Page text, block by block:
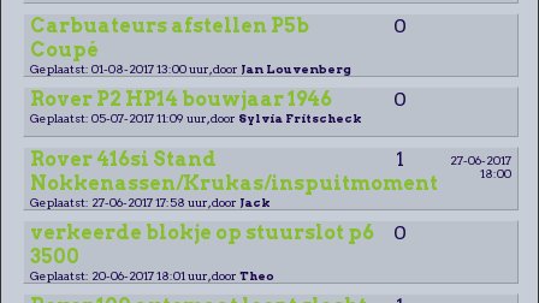
Carbuateurs afstellen P5b
Coupé
0
Geplaatst: 01-08-2017 13:00 uur, door Jan Louvenberg
Rover P2 HP14 bouwjaar 1946 0
Geplaatst: 05-07-2017 11:09 uur, door Sylvia Fritscheck
Rover 416si Stand
Nokkenassen/Krukas/inspuitmoment
1
27-06-2017
18:00
Geplaatst: 27-06-2017 17:58 uur, door Jack
verkeerde blokje op stuurslot p6
3500
0
Geplaatst: 20-06-2017 18:01 uur, door Theo